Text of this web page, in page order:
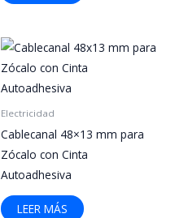
Electricidad
Cablecanal 48×13 mm para
Zócalo con Cinta
Autoadhesiva
LEER MÁS